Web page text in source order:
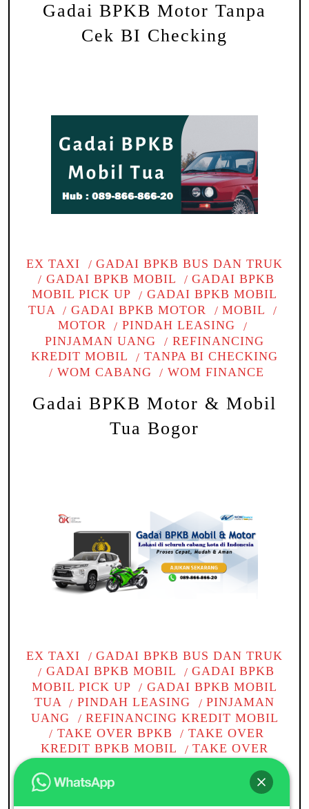
Gadai BPKB Motor Tanpa
Cek BI Checking
EX TAXI
GADAI BPKB BUS DAN TRUK
GADAI BPKB MOBIL
GADAI BPKB
MOBIL PICK UP
GADAI BPKB MOBIL
TUA
GADAI BPKB MOTOR
MOBIL
MOTOR
PINDAH LEASING
PINJAMAN UANG
REFINANCING
KREDIT MOBIL
TANPA BI CHECKING
WOM CABANG
WOM FINANCE
Gadai BPKB Motor & Mobil
Tua Bogor
EX TAXI
GADAI BPKB BUS DAN TRUK
GADAI BPKB MOBIL
GADAI BPKB
MOBIL PICK UP
GADAI BPKB MOBIL
TUA
PINDAH LEASING
PINJAMAN
UANG
REFINANCING KREDIT MOBIL
TAKE OVER BPKB
TAKE OVER
KREDIT BPKB MOBIL
TAKE OVER
TANPA BI CHECKING
TOP UP KREDIT PINJAMAN
WOM